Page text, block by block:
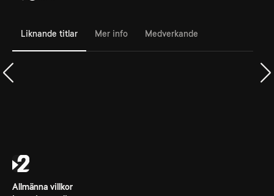
Liknande titlar Mer info Medverkande
Allmänna villkor